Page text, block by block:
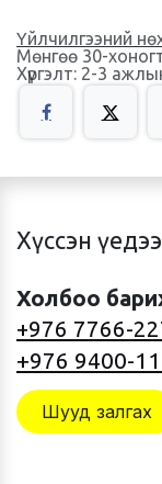
Үйлчилгээний
Мөнгөө 30-
Хүргэлт: 2-3
Хүссэн
Холбоо
+976 7766-
+976 9400-
Шууд залгах